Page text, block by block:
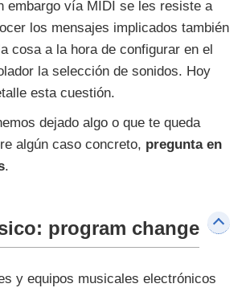
embargo vía MIDI se les resiste a
los mensajes implicados también
cosa a la hora de configurar en el
la selección de sonidos. Hoy
esta cuestión.
dejado algo o que te queda
algún caso concreto, pregunta en
.
program change
y equipos musicales electrónicos